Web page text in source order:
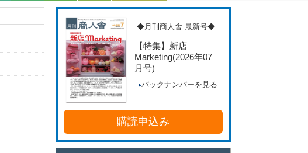
◆月刊商人舎 最新号◆
【特集】新店
Marketing(2026年07
月号)
バックナンバーを見る
購読申込み